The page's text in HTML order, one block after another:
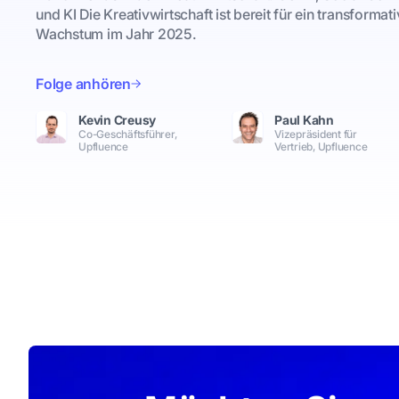
und KI Die Kreativwirtschaft ist bereit für ein
Wachstum im Jahr 2025.
Folge anhören
Kevin Creusy
Co-Geschäftsführer,
Upfluence
Paul Kahn
Vizepräsident für
Vertrieb, Upfluence